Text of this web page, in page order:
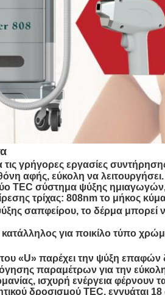
τις γρήγορες εργασίες
αφής, εύκολη να λειτουργήσει.
TEC σύστημα ψύξης ημιαγωγών,
τρίχας: 808nm το μήκος
σαπφείρου, το δέρμα μπορεί
για ποικίλο τύπο
«U» παρέχει την ψύξη επαφών
παραμέτρων για την εύκολη
ισχυρή ενέργεια φέρνουν
δροσισμού TEC, εγγυάται